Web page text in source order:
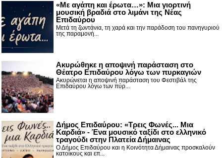
«Με αγάπη και έρωτα…»: Μια γιορτινή
μουσική βραδιά στο λιμάνι της Νέας
Επιδαύρου
Μετά τη ζωντάνια, τη χαρά και την παράδοση του πανηγυριού
της παραμονή...
Ακυρώθηκε η αποψινή παράσταση στο
Θέατρο Επιδαύρου λόγω των πυρκαγιών
Ακυρώνεται η αποψινή παράσταση του Φεστιβάλ της
Επιδαύρου λόγω των πύρ...
Δήμος Επιδαύρου: «Τρεις Φωνές... Μια
Καρδιά» - Ένα μουσικό ταξίδι στο ελληνικό
τραγούδι στην Πλατεία Δήμαινας
Ο Δήμος Επιδαύρου και η Κοινότητα Δήμαινας προσκαλούν
κατοίκους και επ...